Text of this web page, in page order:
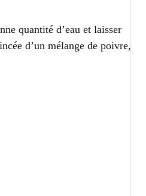
quantité d’eau et laisser
d’un mélange de poivre,